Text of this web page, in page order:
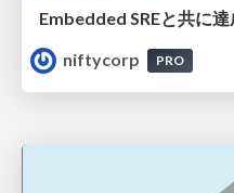
niftycorp
PRO